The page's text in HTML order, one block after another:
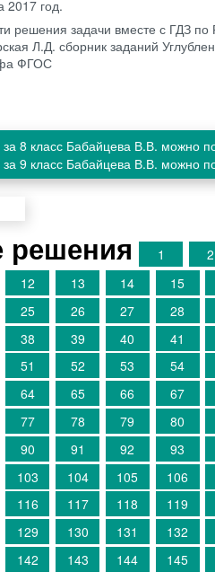
2017 год.
решения задачи вместе с ГДЗ по
Л.Д. сборник заданий
ФГОС
8 класс Бабайцева В.В. можно
9 класс Бабайцева В.В. можно
решения 1 2
12 13 14 15
25 26 27 28
38 39 40 41
51 52 53 54
64 65 66 67
77 78 79 80
90 91 92 93
103 104 105 106
116 117 118 119
129 130 131 132
142 143 144 145